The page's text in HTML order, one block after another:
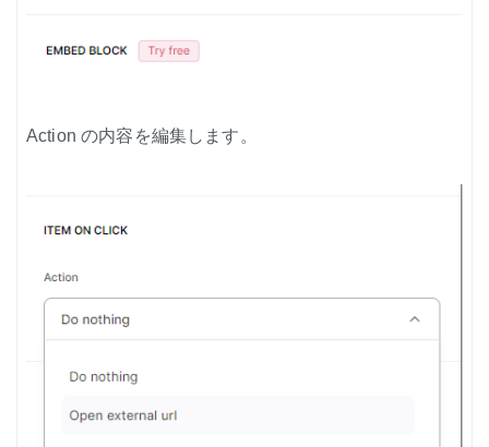
Action の内容を編集します。